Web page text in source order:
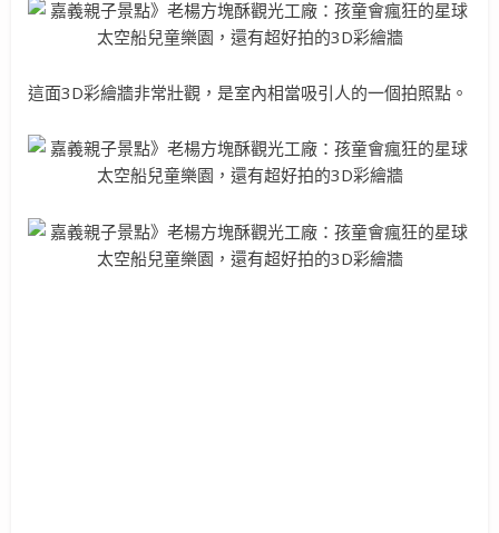
這面3D彩繪牆非常壯觀，是室內相當吸引人的一個拍照點。